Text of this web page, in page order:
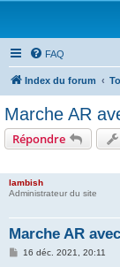
FAQ
Index du forum
Marche AR
Répondre
lambish
Administrateur du site
Marche AR
M16 déc. 2021, 20:11